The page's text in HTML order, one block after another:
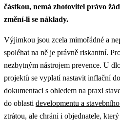
částkou, nemá zhotovitel právo
změní-li se náklady.
Výjimkou jsou zcela mimořádné a
spoléhat na ně je právně riskantní.
nezbytným nástrojem prevence. U
projektů se vyplatí nastavit inflační
dokumentaci s ohledem na praxi
do oblasti developmentu a
ztrátou, ale chrání i objednatele,